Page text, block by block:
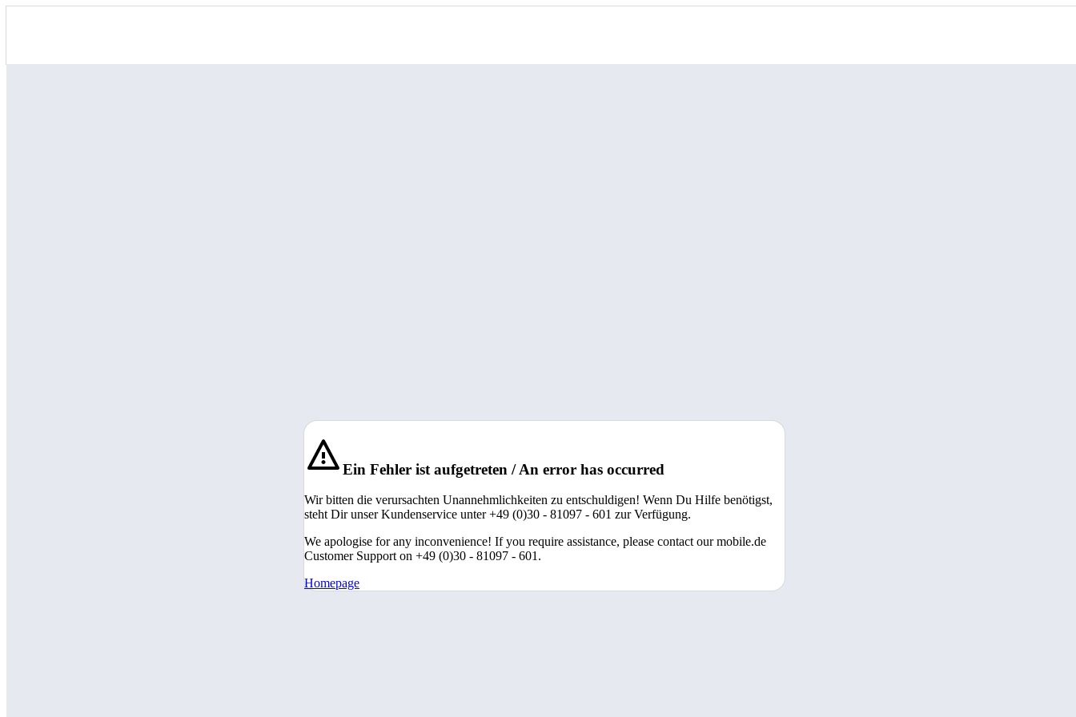
Ein Fehler ist aufgetreten / An error has occurred
Wir bitten die verursachten Unannehmlichkeiten zu entschuldigen! Wenn Du Hilfe benötigst,
steht Dir unser Kundenservice unter +49 (0)30 - 81097 - 601 zur Verfügung.
We apologise for any inconvenience! If you require assistance, please contact our mobile.de
Customer Support on +49 (0)30 - 81097 - 601.
Homepage